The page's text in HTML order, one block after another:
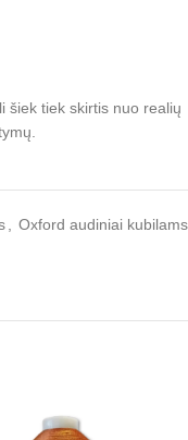
šiek tiek skirtis nuo realių
Oxford audiniai kubilams